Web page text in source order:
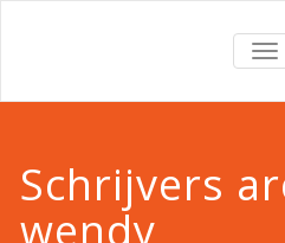
Schrijvers
wendy